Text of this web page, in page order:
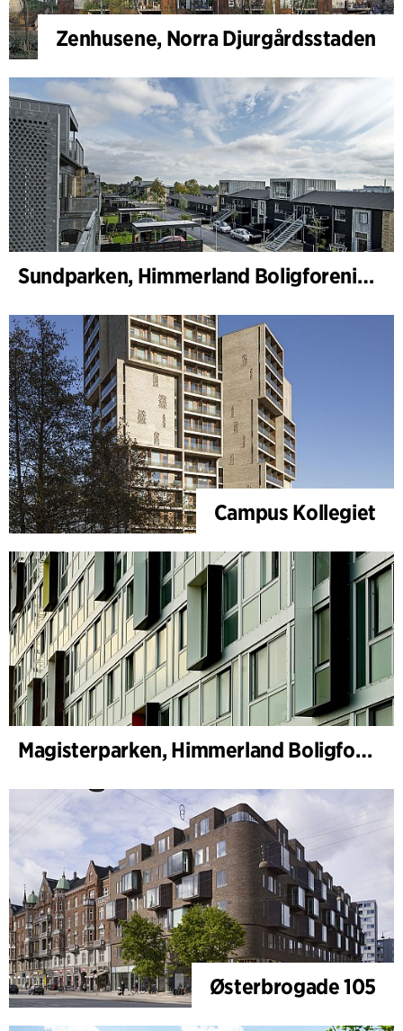
Zenhusene, Norra Djurgårdsstaden
Sundparken, Himmerland Boligforening, avdeling 19 & 22
Campus Kollegiet
Magisterparken, Himmerland Boligforening
Østerbrogade 105